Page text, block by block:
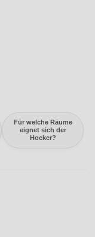
Für welche Räume
eignet sich der
Hocker?